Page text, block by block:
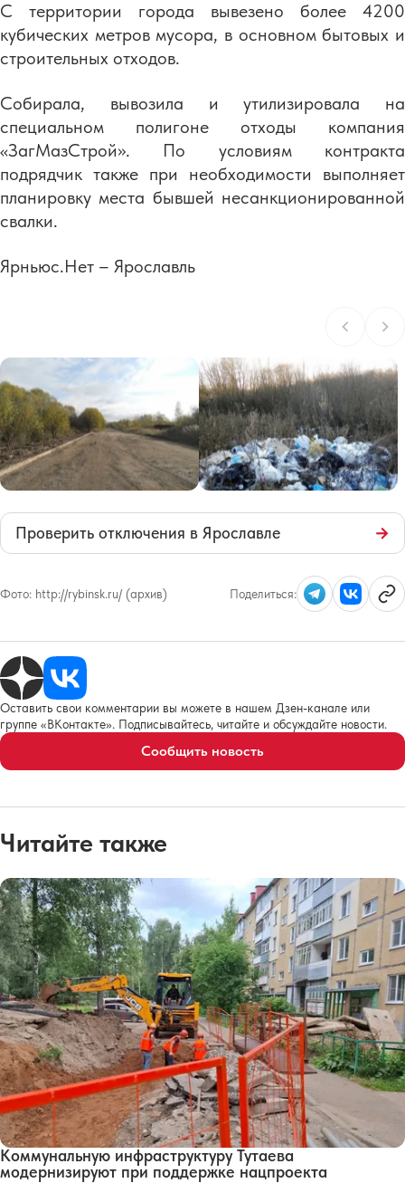
С территории города вывезено более 4200
кубических метров мусора, в основном бытовых и
строительных отходов.
Собирала, вывозила и утилизировала на
специальном полигоне отходы компания
«ЗагМазСтрой». По условиям контракта
подрядчик также при необходимости выполняет
планировку места бывшей несанкционированной
свалки.
Ярньюс.Нет – Ярославль
Проверить отключения в Ярославле →
Фото: http://rybinsk.ru/ (архив) Поделиться:
Оставить свои комментарии вы можете в нашем Дзен-канале или
группе «ВКонтакте». Подписывайтесь, читайте и обсуждайте новости.
Сообщить новость
Читайте также
Коммунальную инфраструктуру Тутаева
модернизируют при поддержке нацпроекта